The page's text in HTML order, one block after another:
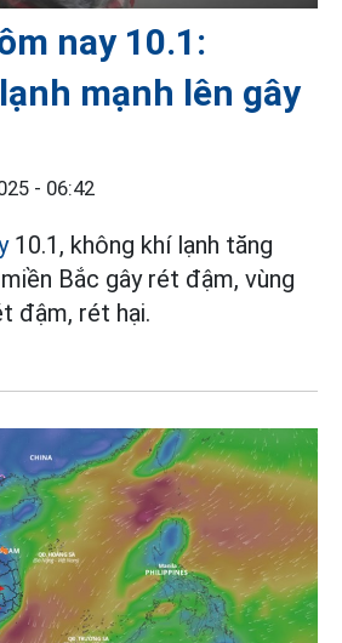
nay 10.1:
mạnh lên gây
- 06:42
10.1, không khí lạnh tăng
Bắc gây rét đậm, vùng
đậm, rét hại.